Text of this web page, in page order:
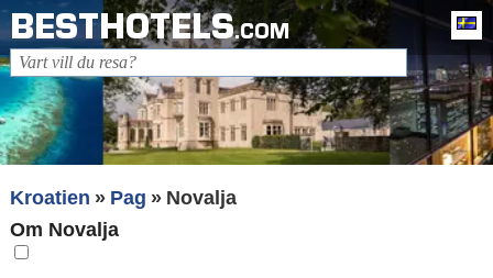
BESTHOTELS.COM
Kroatien Pag
Novalja
Om Novalja